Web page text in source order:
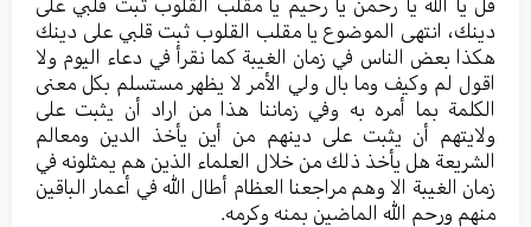
دينك، انتهى الموضوع يا مقلب القلوب ثبت قلبي على دينك
هكذا بعض الناس في زمان الغيبة كما نقرأ في دعاء اليوم ولا
اقول لم وكيف وما بال ولي الأمر لا يظهر مستسلم بكل معنى
الكلمة بما أمره به وفي زماننا هذا من اراد أن يثبت على
ولايتهم أن يثبت على دينهم من أين يأخذ الدين ومعالم
الشريعة هل يأخذ ذلك من خلال العلماء الذين هم يمثلونه في
زمان الغيبة الا وهم مراجعنا العظام أطال الله في أعمار الباقين
منهم ورحم الله الماضين بمنه وكرمه.